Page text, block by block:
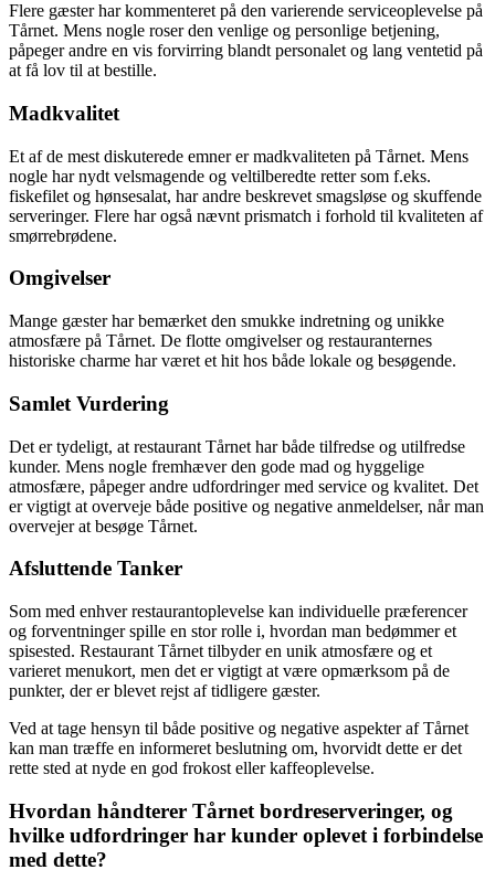
Flere gæster har kommenteret på den varierende serviceoplevelse på
Tårnet. Mens nogle roser den venlige og personlige betjening,
påpeger andre en vis forvirring blandt personalet og lang ventetid på
at få lov til at bestille.
Madkvalitet
Et af de mest diskuterede emner er madkvaliteten på Tårnet. Mens
nogle har nydt velsmagende og veltilberedte retter som f.eks.
fiskefilet og hønsesalat, har andre beskrevet smagsløse og skuffende
serveringer. Flere har også nævnt prismatch i forhold til kvaliteten af
smørrebrødene.
Omgivelser
Mange gæster har bemærket den smukke indretning og unikke
atmosfære på Tårnet. De flotte omgivelser og restauranternes
historiske charme har været et hit hos både lokale og besøgende.
Samlet Vurdering
Det er tydeligt, at restaurant Tårnet har både tilfredse og utilfredse
kunder. Mens nogle fremhæver den gode mad og hyggelige
atmosfære, påpeger andre udfordringer med service og kvalitet. Det
er vigtigt at overveje både positive og negative anmeldelser, når man
overvejer at besøge Tårnet.
Afsluttende Tanker
Som med enhver restaurantoplevelse kan individuelle præferencer
og forventninger spille en stor rolle i, hvordan man bedømmer et
spisested. Restaurant Tårnet tilbyder en unik atmosfære og et
varieret menukort, men det er vigtigt at være opmærksom på de
punkter, der er blevet rejst af tidligere gæster.
Ved at tage hensyn til både positive og negative aspekter af Tårnet
kan man træffe en informeret beslutning om, hvorvidt dette er det
rette sted at nyde en god frokost eller kaffeoplevelse.
Hvordan håndterer Tårnet bordreserveringer, og
hvilke udfordringer har kunder oplevet i forbindelse
med dette?